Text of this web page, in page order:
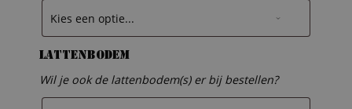
Lattenbodem
Wil je ook de lattenbodem(s) er bij bestellen?